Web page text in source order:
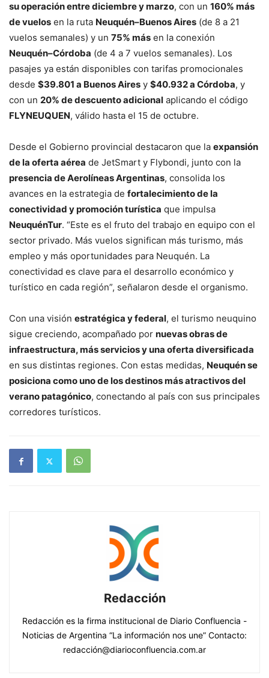
su operación entre diciembre y marzo, con un 160% más
de vuelos en la ruta Neuquén–Buenos Aires (de 8 a 21
vuelos semanales) y un 75% más en la conexión
Neuquén–Córdoba (de 4 a 7 vuelos semanales). Los
pasajes ya están disponibles con tarifas promocionales
desde $39.801 a Buenos Aires y $40.932 a Córdoba, y
con un 20% de descuento adicional aplicando el código
FLYNEUQUEN, válido hasta el 15 de octubre.
Desde el Gobierno provincial destacaron que la expansión
de la oferta aérea de JetSmart y Flybondi, junto con la
presencia de Aerolíneas Argentinas, consolida los
avances en la estrategia de fortalecimiento de la
conectividad y promoción turística que impulsa
NeuquénTur. “Este es el fruto del trabajo en equipo con el
sector privado. Más vuelos significan más turismo, más
empleo y más oportunidades para Neuquén. La
conectividad es clave para el desarrollo económico y
turístico en cada región”, señalaron desde el organismo.
Con una visión estratégica y federal, el turismo neuquino
sigue creciendo, acompañado por nuevas obras de
infraestructura, más servicios y una oferta diversificada
en sus distintas regiones. Con estas medidas, Neuquén se
posiciona como uno de los destinos más atractivos del
verano patagónico, conectando al país con sus principales
corredores turísticos.
Redacción
Redacción es la firma institucional de Diario Confluencia -
Noticias de Argentina “La información nos une” Contacto:
redacción@diarioconfluencia.com.ar